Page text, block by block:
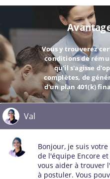
Vous y trouverez
conditions de
qu'il s'agisse
complètes, de
d'un plan 401(k)
© 2026 Tous droits réservés.